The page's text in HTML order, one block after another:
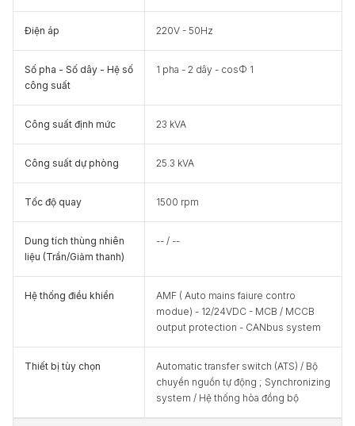
Điện áp 220V - 50Hz
Số pha - Số dây - Hệ số
công suất
1 pha - 2 dây - cosФ 1
Công suất định mức 23 kVA
Công suất dự phòng 25.3 kVA
Tốc độ quay 1500 rpm
Dung tích thùng nhiên
liệu (Trần/Giảm thanh)
-- / --
Hệ thống điều khiển
AMF ( Auto mains faiure contro
modue) - 12/24VDC - MCB / MCCB
output protection - CANbus system
Thiết bị tùy chọn
Automatic transfer switch (ATS) / Bộ
chuyển nguồn tự động ; Synchronizing
system / Hệ thống hòa đồng bộ